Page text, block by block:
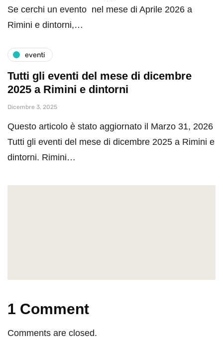
Se cerchi un evento nel mese di Aprile 2026 a
Rimini e dintorni,…
eventi
Tutti gli eventi del mese di dicembre
2025 a Rimini e dintorni
Dicembre 3, 2025
Questo articolo è stato aggiornato il Marzo 31, 2026
Tutti gli eventi del mese di dicembre 2025 a Rimini e
dintorni. Rimini…
1 Comment
Comments are closed.